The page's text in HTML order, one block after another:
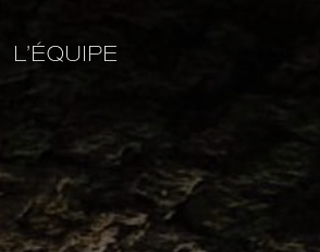
L’ÉQUIPE